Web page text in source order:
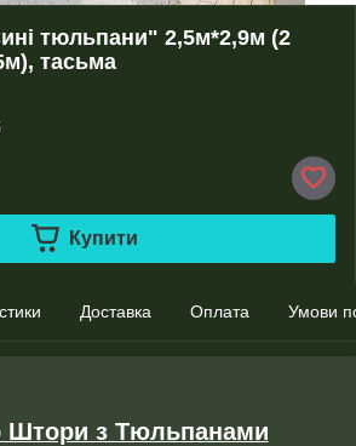
тюльпани" 2,5м*2,9м (2
тасьма
Купити
Доставка Оплата Умови
Штори з Тюльпанами